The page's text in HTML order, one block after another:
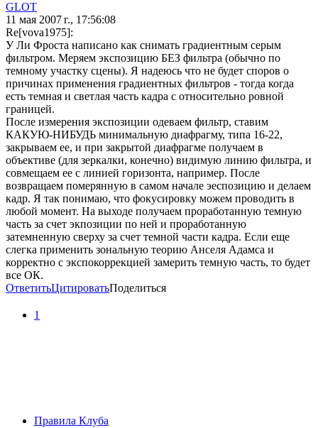
GLOT
11 мая 2007 г., 17:56:08
Re[vova1975]:
У Ли Фроста написано как снимать градиентным серым
фильтром. Меряем экспозицию БЕЗ фильтра (обычно по
темному участку сцены). Я надеюсь что не будет споров о
причинах применения градиентных фильтров - тогда когда
есть темная и светлая часть кадра с относительно ровной
границей.
После измерения экспозиции одеваем фильтр, ставим
КАКУЮ-НИБУДЬ минимальную диафрагму, типа 16-22,
закрываем ее, и при закрытой диафрагме получаем в
объективе (для зеркалки, конечно) видимую линию фильтра, и
совмещаем ее с линией горизонта, например. После
возвращаем померянную в самом начале эеспозицию и делаем
кадр. Я так понимаю, что фокусировку можем проводить в
любой момент. На выходе получаем проработанную темную
часть за счет экпозиции по ней и проработанную
затемненную сверху за счет темной части кадра. Если еще
слегка применить зональную теорию Анселя Адамса и
корректно с экспокоррекцией замерить темную часть, то будет
все ОК.
ОтветитьЦитироватьПоделиться
1
Правила Клуба